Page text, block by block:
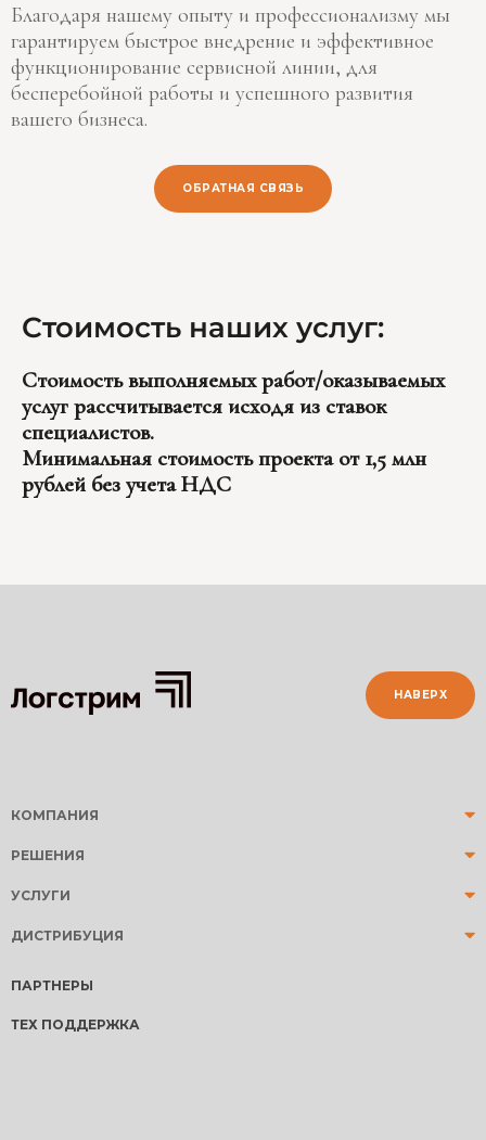
Благодаря нашему опыту и профессионализму мы
гарантируем быстрое внедрение и эффективное
функционирование сервисной линии, для
бесперебойной работы и успешного развития
вашего бизнеса.
ОБРАТНАЯ СВЯЗЬ
Стоимость наших услуг:
Стоимость выполняемых работ/оказываемых
услуг рассчитывается исходя из ставок
специалистов.
Минимальная стоимость проекта от 1,5 млн
рублей без учета НДС
НАВЕРХ
КОМПАНИЯ
РЕШЕНИЯ
УСЛУГИ
ДИСТРИБУЦИЯ
ПАРТНЕРЫ
ТЕХ ПОДДЕРЖКА